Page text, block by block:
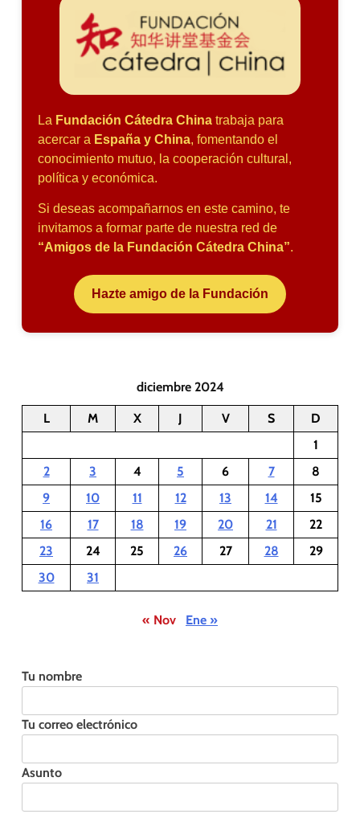
La Fundación Cátedra China trabaja para
acercar a España y China, fomentando el
conocimiento mutuo, la cooperación cultural,
política y económica.
Si deseas acompañarnos en este camino, te
invitamos a formar parte de nuestra red de
“Amigos de la Fundación Cátedra China”.
Hazte amigo de la Fundación
diciembre 2024
L M X J V S
D
1
2
3 4 5 6 7
8
9
10 11 12 13 14
15
16
17 18 19 20 21
22
23
24 25 26 27 28
29
30
31
« Nov Ene »
Tu nombre
Tu correo electrónico
Asunto